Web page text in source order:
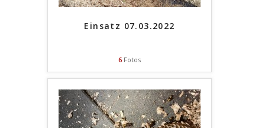
Einsatz 07.03.2022
6Fotos